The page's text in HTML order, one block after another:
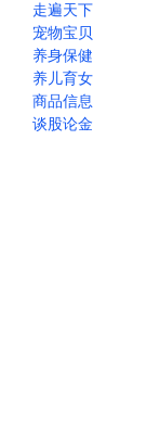
走遍天下
宠物宝贝
养身保健
养儿育女
商品信息
谈股论金